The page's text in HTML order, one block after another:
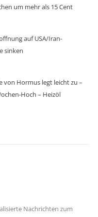
um mehr als 15 Cent
auf USA/Iran-
sinken
von Hormus legt leicht zu –
Hoch – Heizöl
Nachrichten zum